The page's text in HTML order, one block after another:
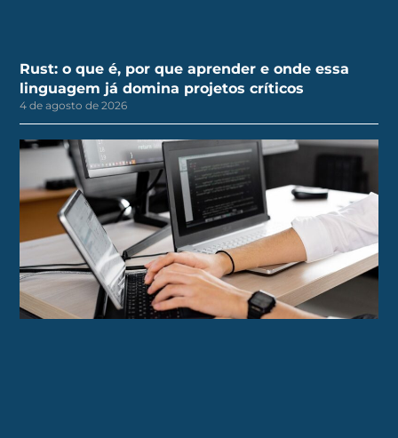
Rust: o que é, por que aprender e onde essa
linguagem já domina projetos críticos
4 de agosto de 2026